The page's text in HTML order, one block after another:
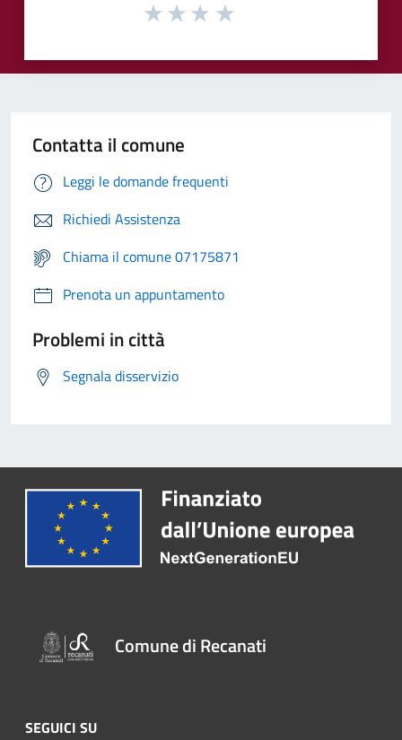
Contatta il comune
Leggi le domande frequenti
Richiedi Assistenza
Chiama il comune 07175871
Prenota un appuntamento
Problemi in città
Segnala disservizio
Comune di Recanati
SEGUICI SU